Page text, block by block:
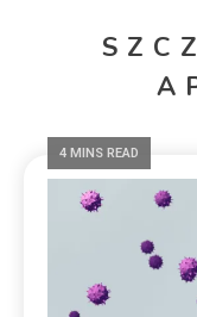
4 MINS READ